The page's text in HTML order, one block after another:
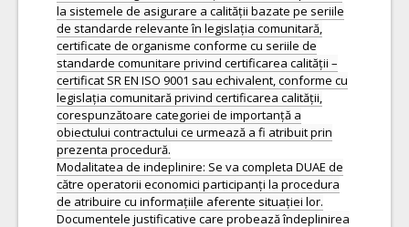
la sistemele de asigurare a calității bazate pe seriile
de standarde relevante în legislația comunitară,
certificate de organisme conforme cu seriile de
standarde comunitare privind certificarea calității –
certificat SR EN ISO 9001 sau echivalent, conforme cu
legislația comunitară privind certificarea calității,
corespunzătoare categoriei de importanță a
obiectului contractului ce urmează a fi atribuit prin
prezenta procedură.
Modalitatea de indeplinire: Se va completa DUAE de
către operatorii economici participanți la procedura
de atribuire cu informațiile aferente situației lor.
Documentele justificative care probează îndeplinirea